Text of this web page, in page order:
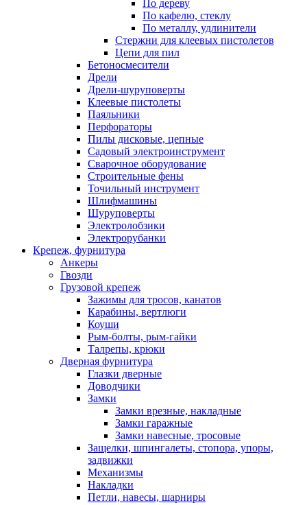
По дереву
По кафелю, стеклу
По металлу, удлинители
Стержни для клеевых пистолетов
Цепи для пил
Бетоносмесители
Дрели
Дрели-шуруповерты
Клеевые пистолеты
Паяльники
Перфораторы
Пилы дисковые, цепные
Садовый электроинструмент
Сварочное оборудование
Строительные фены
Точильный инструмент
Шлифмашины
Шуруповерты
Электролобзики
Электрорубанки
Крепеж, фурнитура
Анкеры
Гвозди
Грузовой крепеж
Зажимы для тросов, канатов
Карабины, вертлюги
Коуши
Рым-болты, рым-гайки
Талрепы, крюки
Дверная фурнитура
Глазки дверные
Доводчики
Замки
Замки врезные, накладные
Замки гаражные
Замки навесные, тросовые
Защелки, шпингалеты, стопора, упоры,
задвижки
Механизмы
Накладки
Петли, навесы, шарниры